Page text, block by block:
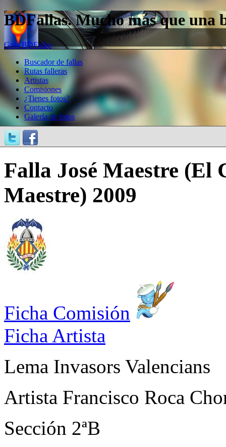
BDFallas. Mucho más que una
Guía BDFallas
Buscador de fallas
Rutas falleras
Artistas
Comisiones
¿Tienes fotos?
Contacto
Galería de fotos
Falla José Maestre (El
Maestre) 2009
Ficha Comisión
Ficha Artista
Lema Invasors Valencians
Artista Francisco Roca
Sección 2ªB